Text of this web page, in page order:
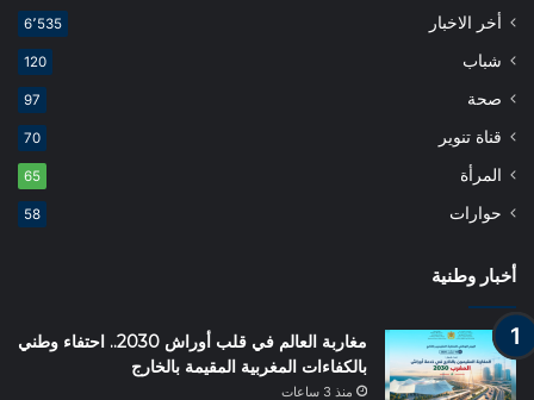
أخر الاخبار 6٬535
شباب 120
صحة 97
قناة تنوير 70
المرأة 65
حوارات 58
أخبار وطنية
مغاربة العالم في قلب أوراش 2030.. احتفاء وطني
بالكفاءات المغربية المقيمة بالخارج
منذ 3 ساعات